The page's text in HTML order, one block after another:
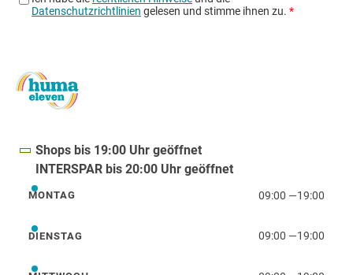
Shops bis 19:00 Uhr geöffnet
INTERSPAR bis 20:00 Uhr geöffnet
Montag
MONTAG 09:00 —19:00
Dienstag
DIENSTAG 09:00 —19:00